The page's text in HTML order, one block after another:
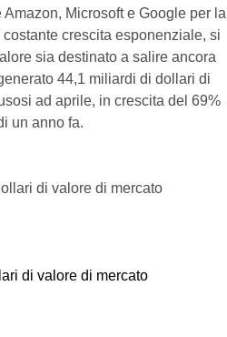
Microsoft e Google per la
crescita esponenziale, si
sia destinato a salire ancora
44,1 miliardi di dollari di
ad aprile, in crescita del 69%
un anno fa.
di valore di mercato